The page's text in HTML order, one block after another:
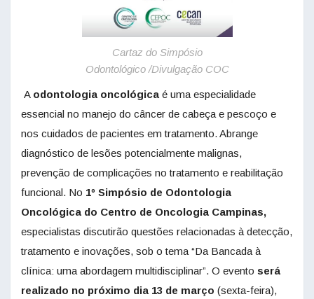
Cartaz do Simpósio
Odontológico /Divulgação COC
A odontologia oncológica é uma especialidade
essencial no manejo do câncer de cabeça e pescoço e
nos cuidados de pacientes em tratamento. Abrange
diagnóstico de lesões potencialmente malignas,
prevenção de complicações no tratamento e reabilitação
funcional. No 1º Simpósio de Odontologia
Oncológica do Centro de Oncologia Campinas,
especialistas discutirão questões relacionadas à detecção,
tratamento e inovações, sob o tema “Da Bancada à
clínica: uma abordagem multidisciplinar”. O evento será
realizado no próximo dia 13 de março (sexta-feira),